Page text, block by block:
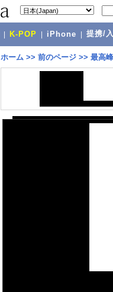
K-POP iPhone 提携/
ホーム >> 前のページ >> 最高